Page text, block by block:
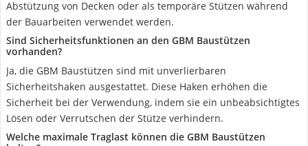
Abstützung von Decken oder als temporäre Stützen während
der Bauarbeiten verwendet werden.
Sind Sicherheitsfunktionen an den GBM Baustützen
vorhanden?
Ja, die GBM Baustützen sind mit unverlierbaren
Sicherheitshaken ausgestattet. Diese Haken erhöhen die
Sicherheit bei der Verwendung, indem sie ein unbeabsichtigtes
Lösen oder Verrutschen der Stütze verhindern.
Welche maximale Traglast können die GBM Baustützen